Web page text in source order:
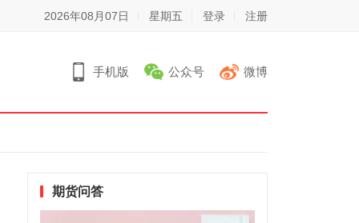
2026年08月07日 星期五 登录 注册
手机版 公众号 微博
期货问答